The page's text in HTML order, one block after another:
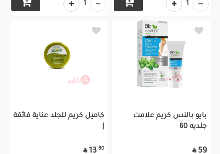
1
1
بايو بالنس كريم علامت
جلديه 60
59

كاميل كريم للجلد عناية فائقة
80
13
